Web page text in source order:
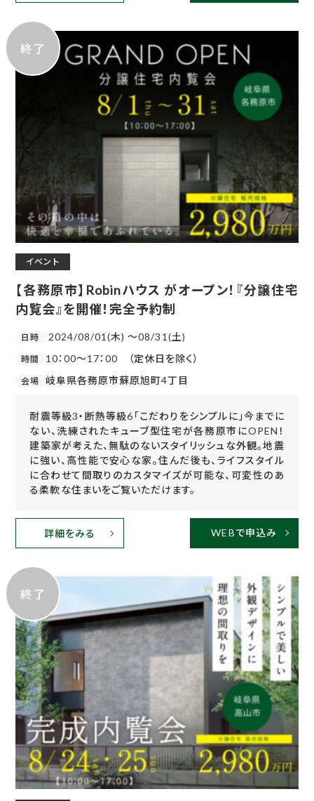
終了
イベント
【各務原市】Robinハウス がオープン！『分譲住宅
内覧会』を開催！完全予約制
日時 2024/08/01(木) 〜08/31(土)
時間 10：00～17：00 （定休日を除く）
会場 岐阜県各務原市蘇原旭町4丁目
耐震等級3・断熱等級6「こだわりをシンプルに」今までに
ない、洗練されたキューブ型住宅が各務原市にOPEN！
建築家が考えた、無駄のないスタイリッシュな外観。地震
に強い、高性能で安心な家。住んだ後も、ライフスタイル
に合わせて間取りのカスタマイズが可能な、可変性のあ
る柔軟な住まいをご覧いただけます。
詳細をみる WEBで申込み
終了